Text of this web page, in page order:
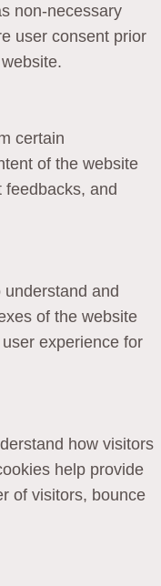
non-necessary
user consent prior
certain
of the website
feedbacks, and
and
of the website
experience for
how visitors
help provide
of visitors, bounce